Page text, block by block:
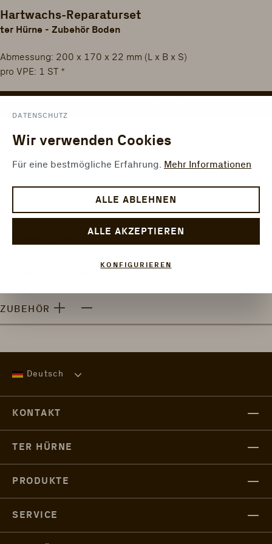
Hartwachs-Reparaturset
ter Hürne - Zubehör Boden
Abmessung: 200 x 170 x 22 mm (L x B x S)
pro VPE: 1 ST *
FLÄCHENRECHNER VERGLEICHEN
ZUR WUNSCHLISTE HINZUFÜGEN
ZUBEHÖR
Deutsch
KONTAKT
TER HÜRNE
PRODUKTE
SERVICE
DATENSCHUTZ
Wir verwenden Cookies
Für eine bestmögliche Erfahrung. Mehr Informationen
ALLE ABLEHNEN
ALLE AKZEPTIEREN
KONFIGURIEREN